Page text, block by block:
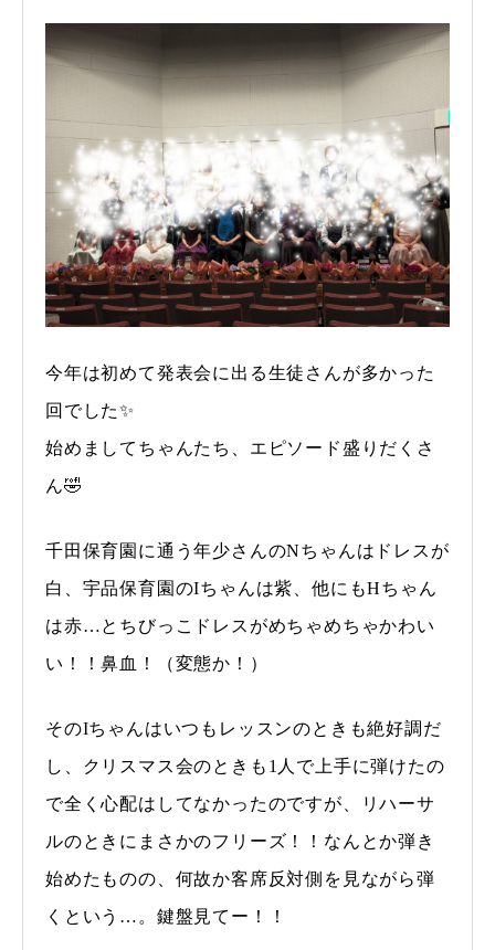
今年は初めて発表会に出る生徒さんが多かった
回でした✨
始めましてちゃんたち、エピソード盛りだくさ
ん🤣
千田保育園に通う年少さんのNちゃんはドレスが
白、宇品保育園のIちゃんは紫、他にもHちゃん
は赤…とちびっこドレスがめちゃめちゃかわい
い！！鼻血！（変態か！）
そのIちゃんはいつもレッスンのときも絶好調だ
し、クリスマス会のときも1人で上手に弾けたの
で全く心配はしてなかったのですが、リハーサ
ルのときにまさかのフリーズ！！なんとか弾き
始めたものの、何故か客席反対側を見ながら弾
くという…。鍵盤見てー！！